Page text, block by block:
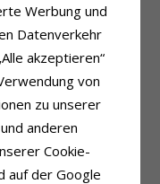
mm
PRODUKTE
Werbung und
Datenverkehr
akzeptieren“
von
zu unserer
anderen
Cookie-
auf der Google